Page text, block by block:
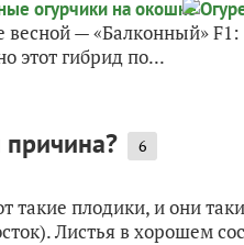
весной — «Балконный»
этот гибрид по...
6
плодики, и они
Листья в хорошем